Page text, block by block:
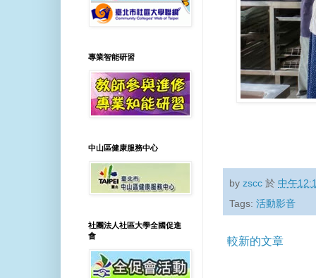
byzscc 於中午
Tags:活動影音
較新的文章
專業智能研習
中山區健康服務中心
社團法人社區大學全國促進
會